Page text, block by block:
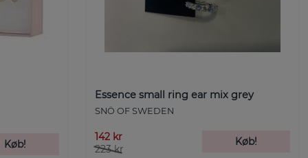
Køb!
Essence small ring ear mix grey
SNÖ OF SWEDEN
142 kr
223 kr
Køb!